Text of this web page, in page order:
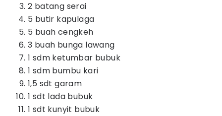
2 batang serai
5 butir kapulaga
5 buah cengkeh
3 buah bunga lawang
1 sdm ketumbar bubuk
1 sdm bumbu kari
1,5 sdt garam
1 sdt lada bubuk
1 sdt kunyit bubuk